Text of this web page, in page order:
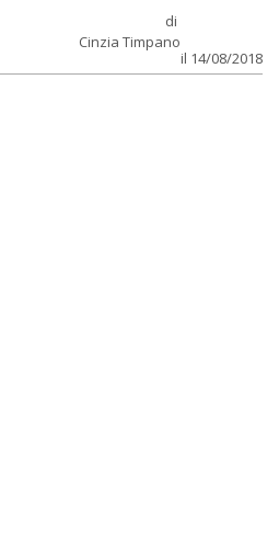
di
Cinzia Timpano
il 14/08/2018